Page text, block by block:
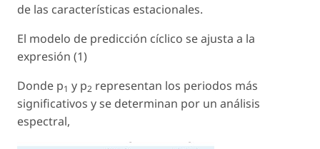
de las características estacionales.
El modelo de predicción cíclico se ajusta a la
expresión (1)
Donde p1 y p2 representan los periodos más
significativos y se determinan por un análisis
espectral,